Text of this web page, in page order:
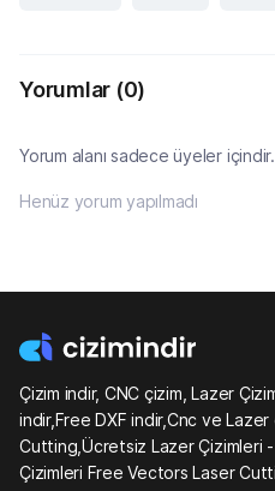
Yorumlar (0)
Yorum alanı sadece üyeler içindir.
Henüz yorum yapılmadı
Çizim indir, CNC çizim, Lazer
indir,Free DXF indir,Cnc ve
Cutting,Ücretsiz Lazer Çizimleri
Çizimleri Free Vectors Laser